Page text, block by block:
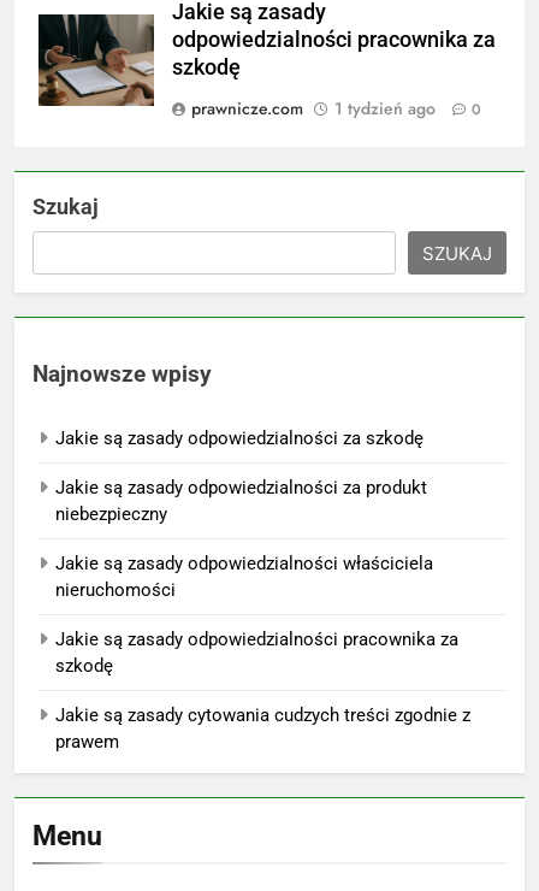
Jakie są zasady
odpowiedzialności pracownika za
szkodę
prawnicze.com
1 tydzień ago 0
Szukaj
SZUKAJ
Najnowsze wpisy
Jakie są zasady odpowiedzialności za szkodę
Jakie są zasady odpowiedzialności za produkt
niebezpieczny
Jakie są zasady odpowiedzialności właściciela
nieruchomości
Jakie są zasady odpowiedzialności pracownika za
szkodę
Jakie są zasady cytowania cudzych treści zgodnie z
prawem
Menu